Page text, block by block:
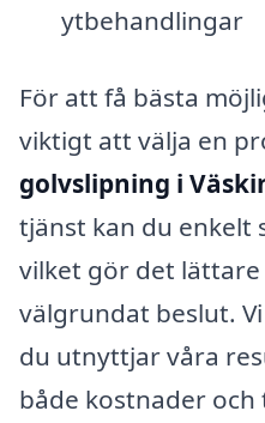
ytbehandlingar
För att få bästa
viktigt att välja en
golvslipning i
tjänst kan du enkelt
vilket gör det
välgrundat beslut.
du utnyttjar våra
både kostnader och